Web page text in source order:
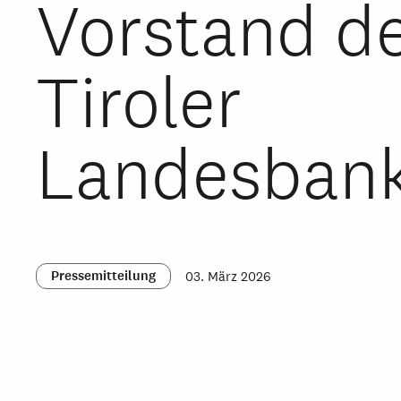
Vorstand
Tiroler
Pressemitteilung 03. März 2026